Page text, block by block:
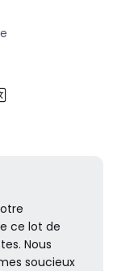
ce lot de
Nous
soucieux